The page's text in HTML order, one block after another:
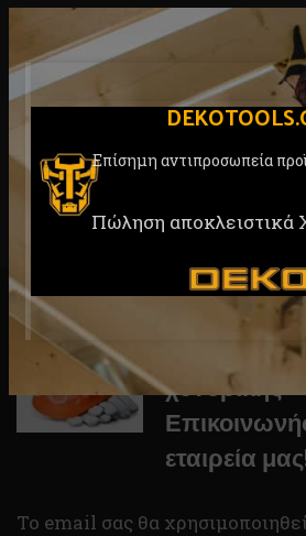
Επίσημη αντιπροσωπεία
Πώληση
Για
χονδρικής
εταιρεία
To email σας θα